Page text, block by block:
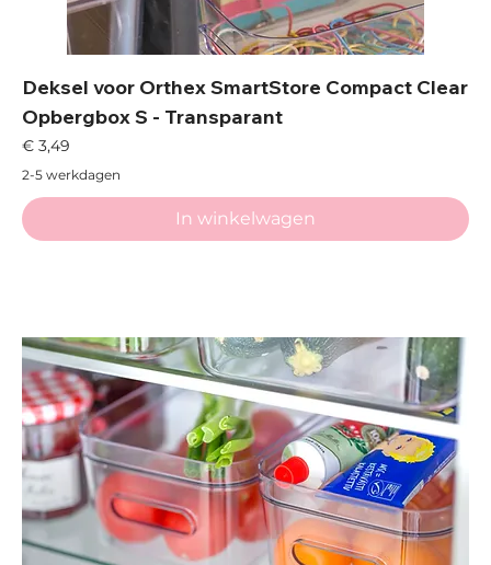
Deksel voor Orthex SmartStore Compact Clear
Opbergbox S - Transparant
Prijs
€ 3,49
2-5 werkdagen
In winkelwagen